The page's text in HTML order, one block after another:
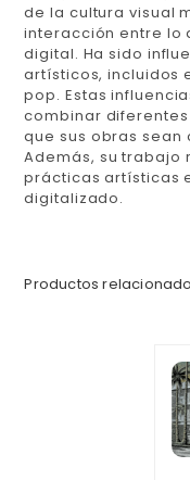
de la cultura visual
interacción entre lo
digital. Ha sido
artísticos, incluidos
pop. Estas
combinar
que sus obras
Además, su trabajo
prácticas artísticas
digitalizado.
Productos